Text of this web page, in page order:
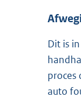
Dit is
proces
auto